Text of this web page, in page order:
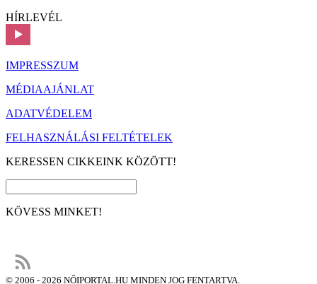
HÍRLEVÉL
IMPRESSZUM
MÉDIAAJÁNLAT
ADATVÉDELEM
FELHASZNÁLÁSI FELTÉTELEK
KERESSEN CIKKEINK KÖZÖTT!
KÖVESS MINKET!
© 2006 - 2026 NŐIPORTAL.HU MINDEN JOG FENTARTVA.